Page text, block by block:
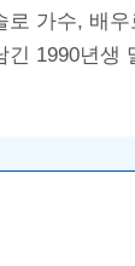
가수, 배
1990년생